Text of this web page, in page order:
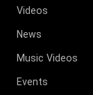
Videos
News
Music Videos
Events